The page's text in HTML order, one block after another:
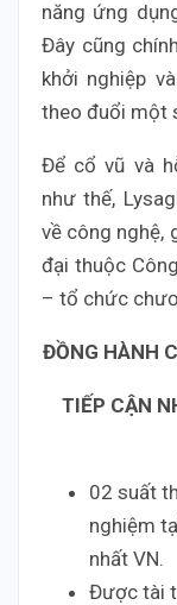
năng ứng
Đây cũng
khởi nghiệp
theo đuổi một
Để cổ vũ và
như thế,
về công nghệ,
đại thuộc
– tổ chức
ĐỒNG HÀNH
TIẾP CẬN
02 suất
nghiệm
nhất VN.
Được tài